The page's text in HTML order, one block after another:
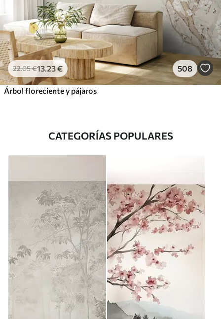
22.05€13 .23€ 508
Árbol floreciente y pájaros
CATEGORÍAS POPULARES